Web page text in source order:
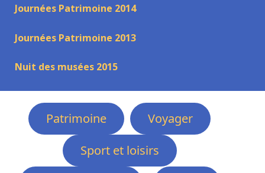
Journées Patrimoine 2014
Journées Patrimoine 2013
Nuit des musées 2015
Patrimoine
Voyager
Sport et loisirs